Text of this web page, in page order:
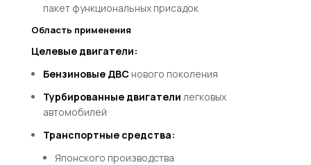
пакет функциональных присадок
Область применения
Целевые двигатели:
Бензиновые ДВСнового поколения
Турбированные двигатели легковых
автомобилей
Транспортные средства:
Японского производства